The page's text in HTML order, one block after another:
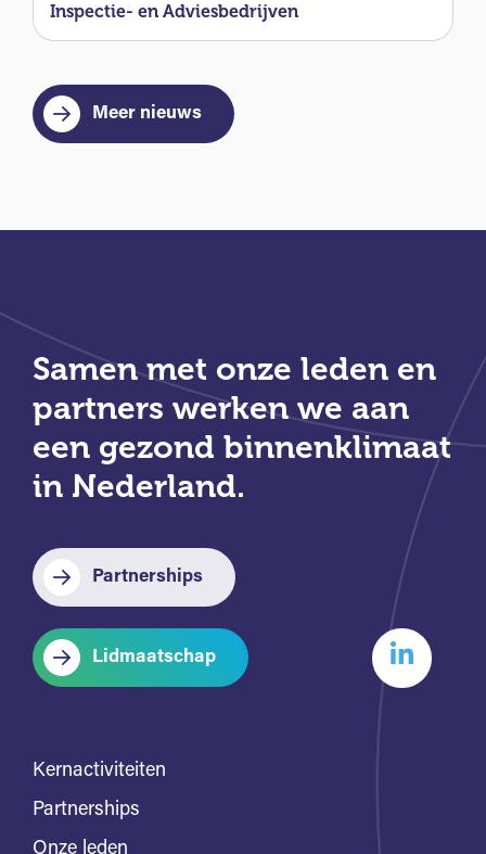
Inspectie- en Adviesbedrijven
Meer nieuws
Samen met onze leden en
partners werken we aan
een gezond binnenklimaat
in Nederland.
Partnerships
Lidmaatschap
Kernactiviteiten
Partnerships
Onze leden